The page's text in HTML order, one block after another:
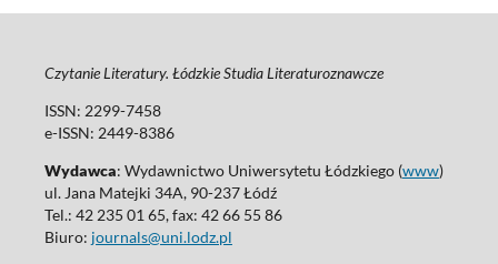
Czytanie Literatury. Łódzkie Studia Literaturoznawcze
ISSN: 2299-7458
e-ISSN: 2449-8386
Wydawca: Wydawnictwo Uniwersytetu Łódzkiego (www)
ul. Jana Matejki 34A, 90-237 Łódź
Tel.: 42 235 01 65, fax: 42 66 55 86
Biuro: journals@uni.lodz.pl